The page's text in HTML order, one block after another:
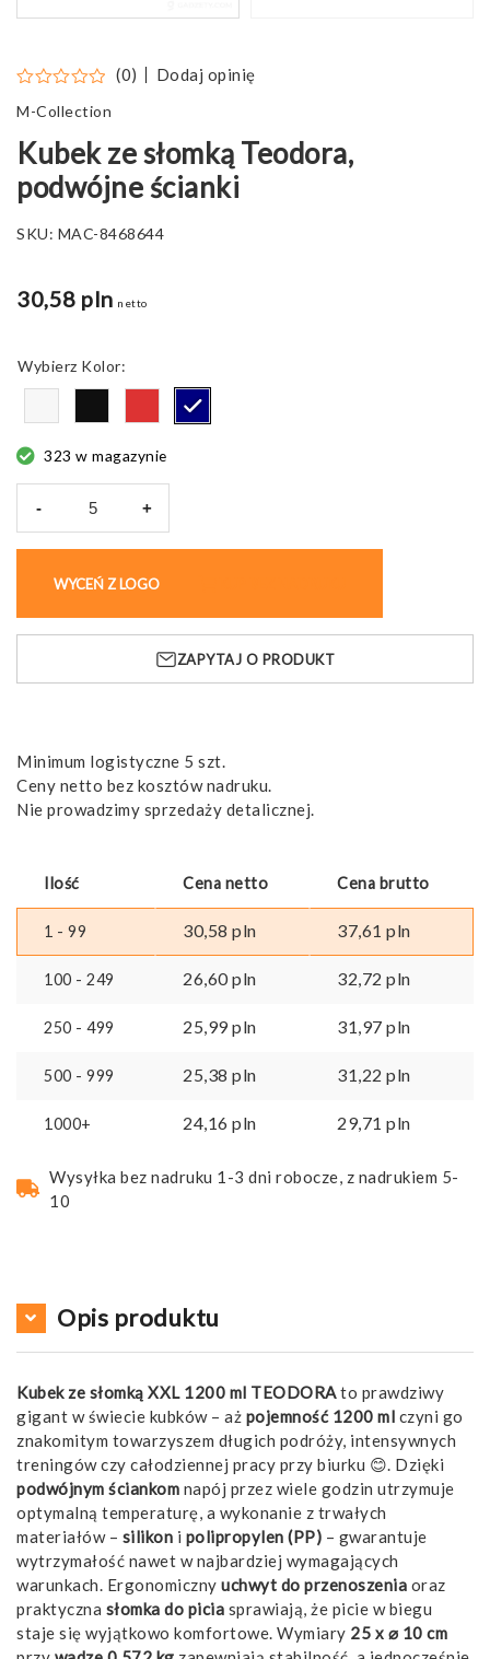
(0) Dodaj opinię
M-Collection
Kubek ze słomką Teodora,
podwójne ścianki
SKU: MAC-8468644
30,58 pln netto
Kolor
323 w magazynie
-
słomką
Teodora,
podwójne
+
WYCEŃ Z LOGO
ZAPYTAJ O PRODUKT
Minimum logistyczne 5 szt.
Ceny netto bez kosztów nadruku.
Nie prowadzimy sprzedaży detalicznej.
Ilość Cena netto Cena brutto
1 - 99 30,58 pln 37,61 pln
100 - 249 26,60pln 32,72 pln
250 - 499 25,99pln 31,97 pln
500 - 999 25,38 pln 31,22 pln
1000+ 24,16 pln 29,71 pln
Wysyłka bez nadruku 1-3 dni robocze, z nadrukiem 5-
10
Opis produktu
Kubek ze słomką XXL 1200 ml TEODORAto prawdziwy
gigant w świecie kubków – aż pojemność 1200 ml czyni go
znakomitym towarzyszem długich podróży, intensywnych
treningów czy całodziennej pracy przy biurku 😊. Dzięki
podwójnym ściankom napój przez wiele godzin utrzymuje
optymalną temperaturę, a wykonanie z trwałych
materiałów – silikon i polipropylen (PP) – gwarantuje
wytrzymałość nawet w najbardziej wymagających
warunkach. Ergonomiczny uchwyt do przenoszenia oraz
praktyczna słomka do picia sprawiają, że picie w biegu
staje się wyjątkowo komfortowe. Wymiary 25 x ⌀ 10 cm